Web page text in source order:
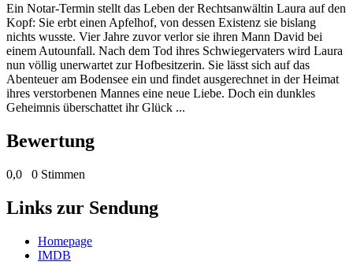
Ein Notar-Termin stellt das Leben der Rechtsanwältin Laura auf den
Kopf: Sie erbt einen Apfelhof, von dessen Existenz sie bislang
nichts wusste. Vier Jahre zuvor verlor sie ihren Mann David bei
einem Autounfall. Nach dem Tod ihres Schwiegervaters wird Laura
nun völlig unerwartet zur Hofbesitzerin. Sie lässt sich auf das
Abenteuer am Bodensee ein und findet ausgerechnet in der Heimat
ihres verstorbenen Mannes eine neue Liebe. Doch ein dunkles
Geheimnis überschattet ihr Glück ...
Bewertung
0,0 0 Stimmen
Links zur Sendung
Homepage
IMDB